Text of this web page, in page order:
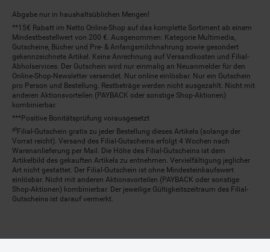
Abgabe nur in haushaltsüblichen Mengen!
**15€ Rabatt im Netto Online-Shop auf das komplette Sortiment ab einem
Mindestbestellwert von 200 €. Ausgenommen: Kategorie Multimedia,
Gutscheine, Bücher und Pre- & Anfangsmilchnahrung sowie gesondert
gekennzeichnete Artikel. Keine Anrechnung auf Versandkosten und Filial-
Abholservices. Der Gutschein wird nur einmalig an Neuanmelder für den
Online-Shop-Newsletter versendet. Nur online einlösbar. Nur ein Gutschein
pro Person und Bestellung. Restbeträge werden nicht ausgezahlt. Nicht mit
anderen Aktionsvorteilen (PAYBACK oder sonstige Shop-Aktionen)
kombinierbar.
***Positive Bonitätsprüfung vorausgesetzt
²⁰Filial-Gutschein gratis zu jeder Bestellung dieses Artikels (solange der
Vorrat reicht). Versand des Filial-Gutscheins erfolgt 4 Wochen nach
Warenanlieferung per Mail. Die Höhe des Filial-Gutscheins ist dem
Artikelbild des gekauften Artikels zu entnehmen. Vervielfältigung jeglicher
Art nicht gestattet. Der Filial-Gutschein ist ohne Mindesteinkaufswert
einlösbar. Nicht mit anderen Aktionsvorteilen (PAYBACK oder sonstige
Shop-Aktionen) kombinierbar. Der jeweilige Gültigkeitszeitraum des Filial-
Gutscheins ist darauf vermerkt.